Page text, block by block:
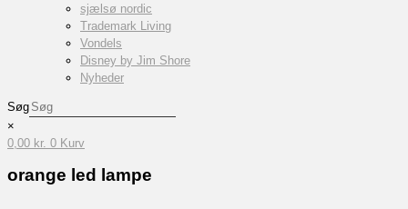
sjælsø nordic
Trademark Living
Vondels
Disney by Jim Shore
Nyheder
Søg
×
0,00 kr. 0 Kurv
orange led lampe